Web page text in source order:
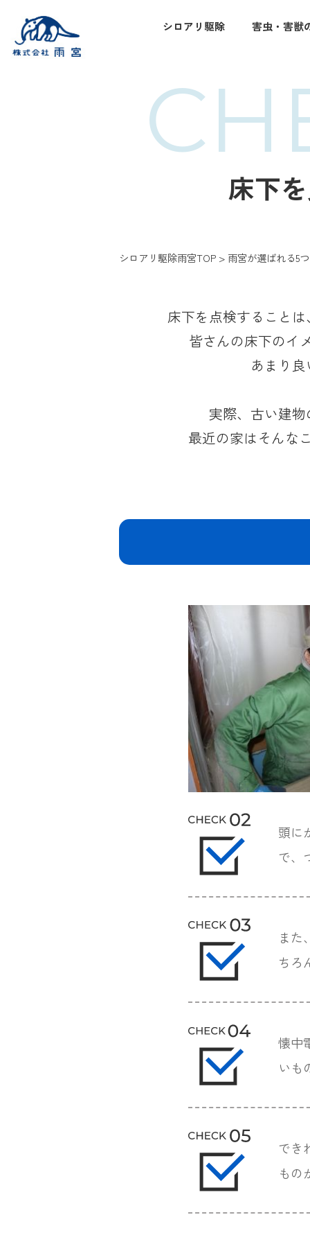
シロアリ駆除 害虫・害獣
床下
シロアリ駆除雨宮TOP > 雨宮が選ばれる5
床下を点検すること
皆さんの床下のイ
あまり
実際、古い建
最近の家はそんな
頭に
で、
また
ちろ
懐中
いも
でき
もの